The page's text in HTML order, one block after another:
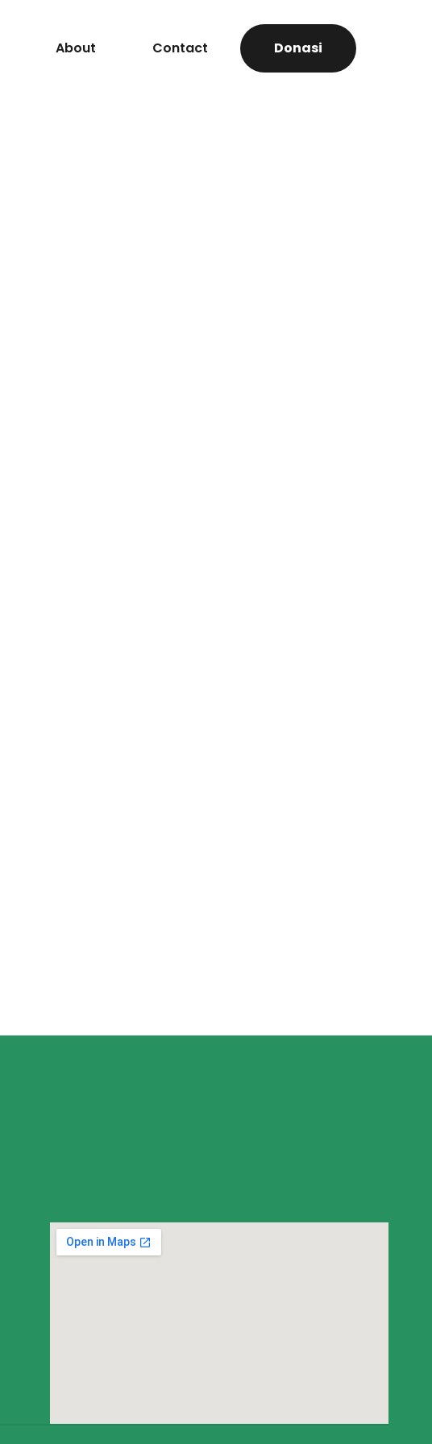
About Contact Donasi